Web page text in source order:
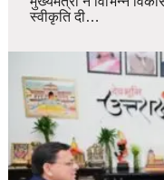
स्वीकृति दी…